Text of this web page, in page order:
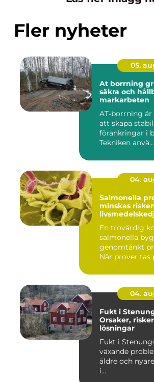
Fler nyheter
05.
At borrning grunden för
säkra och
markarbeten
AT-borrning
att skapa
förankringar i
Tekniken anvä...
04.
Salmonella
minskas
En trovärdig
salmonella
genomtänkt
När prover tas
04.
Fukt i
Orsaker,
lösningar
Fukt i
växande
äldre och
i...